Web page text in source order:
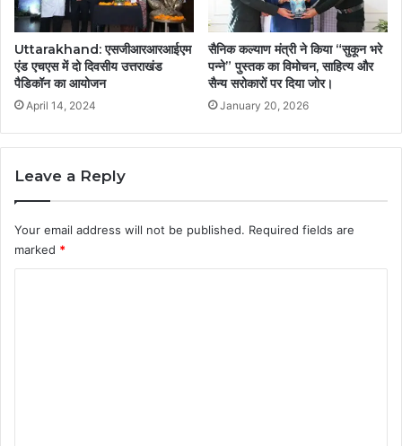
Uttarakhand: एसजीआरआरआईएम
एंड एचएस में दो दिवसीय उत्तराखंड
पैडिकॉन का आयोजन
April 14, 2024
सैनिक कल्याण मंत्री ने किया “सुकून भरे
पन्ने” पुस्तक का विमोचन, साहित्य और
सैन्य सरोकारों पर दिया जोर।
January 20, 2026
Leave a Reply
Your email address will not be published. Required fields are
marked *